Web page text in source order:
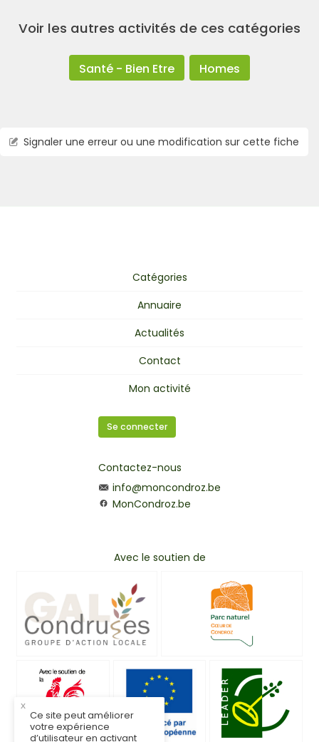
Voir les autres activités de ces catégories
Santé - Bien Etre Homes
Signaler une erreur ou une modification sur cette fiche
Catégories
Annuaire
Actualités
Contact
Mon activité
Se connecter
Contactez-nous
info@moncondroz.be
MonCondroz.be
Avec le soutien de
x
Ce site peut améliorer
votre expérience
d’utilisateur en activant